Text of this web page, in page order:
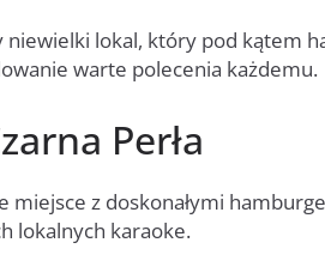
niewielki lokal, który pod kątem
warte polecenia każdemu.
Perła
miejsce z doskonałymi
lokalnych karaoke.